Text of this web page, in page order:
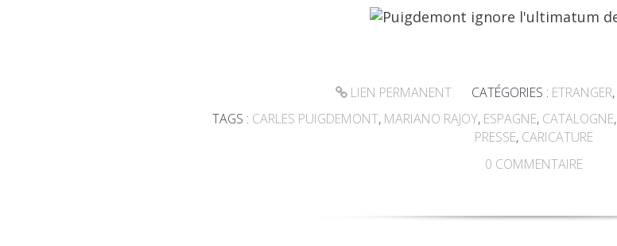
LIEN PERMANENT CATÉGORIES : ETRANGER,
TAGS : CARLES PUIGDEMONT, MARIANO RAJOY, ESPAGNE, CATALOGNE,
PRESSE, CARICATURE
0 COMMENTAIRE